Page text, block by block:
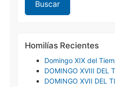
Homilías Recientes
Domingo XIX del
DOMINGO XVIII DEL
DOMINGO XVII DEL